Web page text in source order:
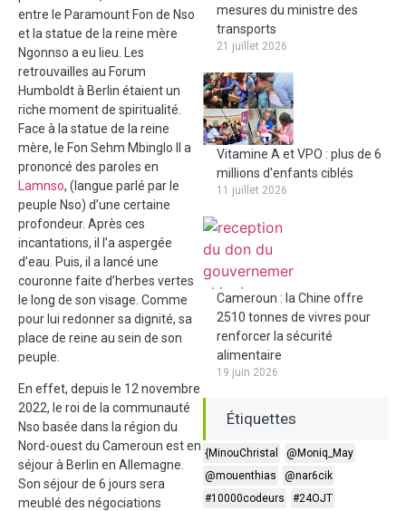
entre le Paramount Fon de Nso
et la statue de la reine mère
Ngonnso a eu lieu. Les
retrouvailles au Forum
Humboldt à Berlin étaient un
riche moment de spiritualité.
Face à la statue de la reine
mère, le Fon Sehm Mbinglo II a
prononcé des paroles en
Lamnso, (langue parlé par le
peuple Nso) d’une certaine
profondeur. Après ces
incantations, il l’a aspergée
d’eau. Puis, il a lancé une
couronne faite d’herbes vertes
le long de son visage. Comme
pour lui redonner sa dignité, sa
place de reine au sein de son
peuple.
En effet, depuis le 12 novembre
2022, le roi de la communauté
Nso basée dans la région du
Nord-ouest du Cameroun est en
séjour à Berlin en Allemagne.
Son séjour de 6 jours sera
meublé des négociations
mesures du ministre des
transports
21 juillet 2026
Vitamine A et VPO : plus de 6
millions d'enfants ciblés
11 juillet 2026
Cameroun : la Chine offre
2510 tonnes de vivres pour
renforcer la sécurité
alimentaire
19 juin 2026
Étiquettes
{MinouChristal
@Moniq_May
@mouenthias
@nar6cik
#10000codeurs
#24OJT